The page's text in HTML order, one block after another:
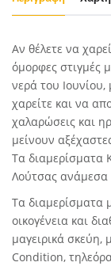
Αν θέλετε να
όμορφες στιγμές
νερά του
χαρείτε και να
χαλαρώσεις και
μείνουν
Τα διαμερίσματα
Λούτσας ανάμεσα
Τα διαμερίσματα
οικογένεια και
μαγειρικά σκεύη,
Condition,